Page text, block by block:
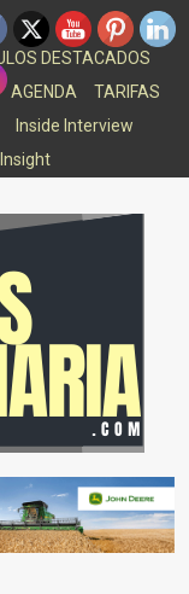
DESTACADOS
AGENDA
TARIFAS
Inside Interview